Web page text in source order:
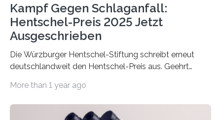
Kampf Gegen Schlaganfall:
Hentschel-Preis 2025 Jetzt
Ausgeschrieben
Die Würzburger Hentschel-Stiftung schreibt erneut
deutschlandweit den Hentschel-Preis aus. Geehrt
hochrangige wissenschaftliche Publikation zum Thema
Schlaganfall“ mit Sitz in Würzburg fördert die
More than 1 year ago